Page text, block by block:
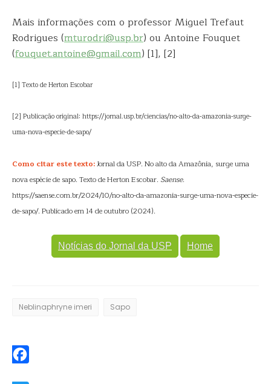
Mais informações com o professor Miguel Trefaut
Rodrigues (mturodri@usp.br) ou Antoine Fouquet
(fouquet.antoine@gmail.com) [1], [2]
[1] Texto de Herton Escobar
[2] Publicação original: https://jornal.usp.br/ciencias/no-alto-da-amazonia-surge-
uma-nova-especie-de-sapo/
Como citar este texto:Jornal da USP. No alto da Amazônia, surge uma
nova espécie de sapo. Texto de Herton Escobar. Saense.
https://saense.com.br/2024/10/no-alto-da-amazonia-surge-uma-nova-especie-
de-sapo/. Publicado em 14 de outubro (2024).
Notícias do Jornal da USP Home
Neblinaphryne imeri Sapo